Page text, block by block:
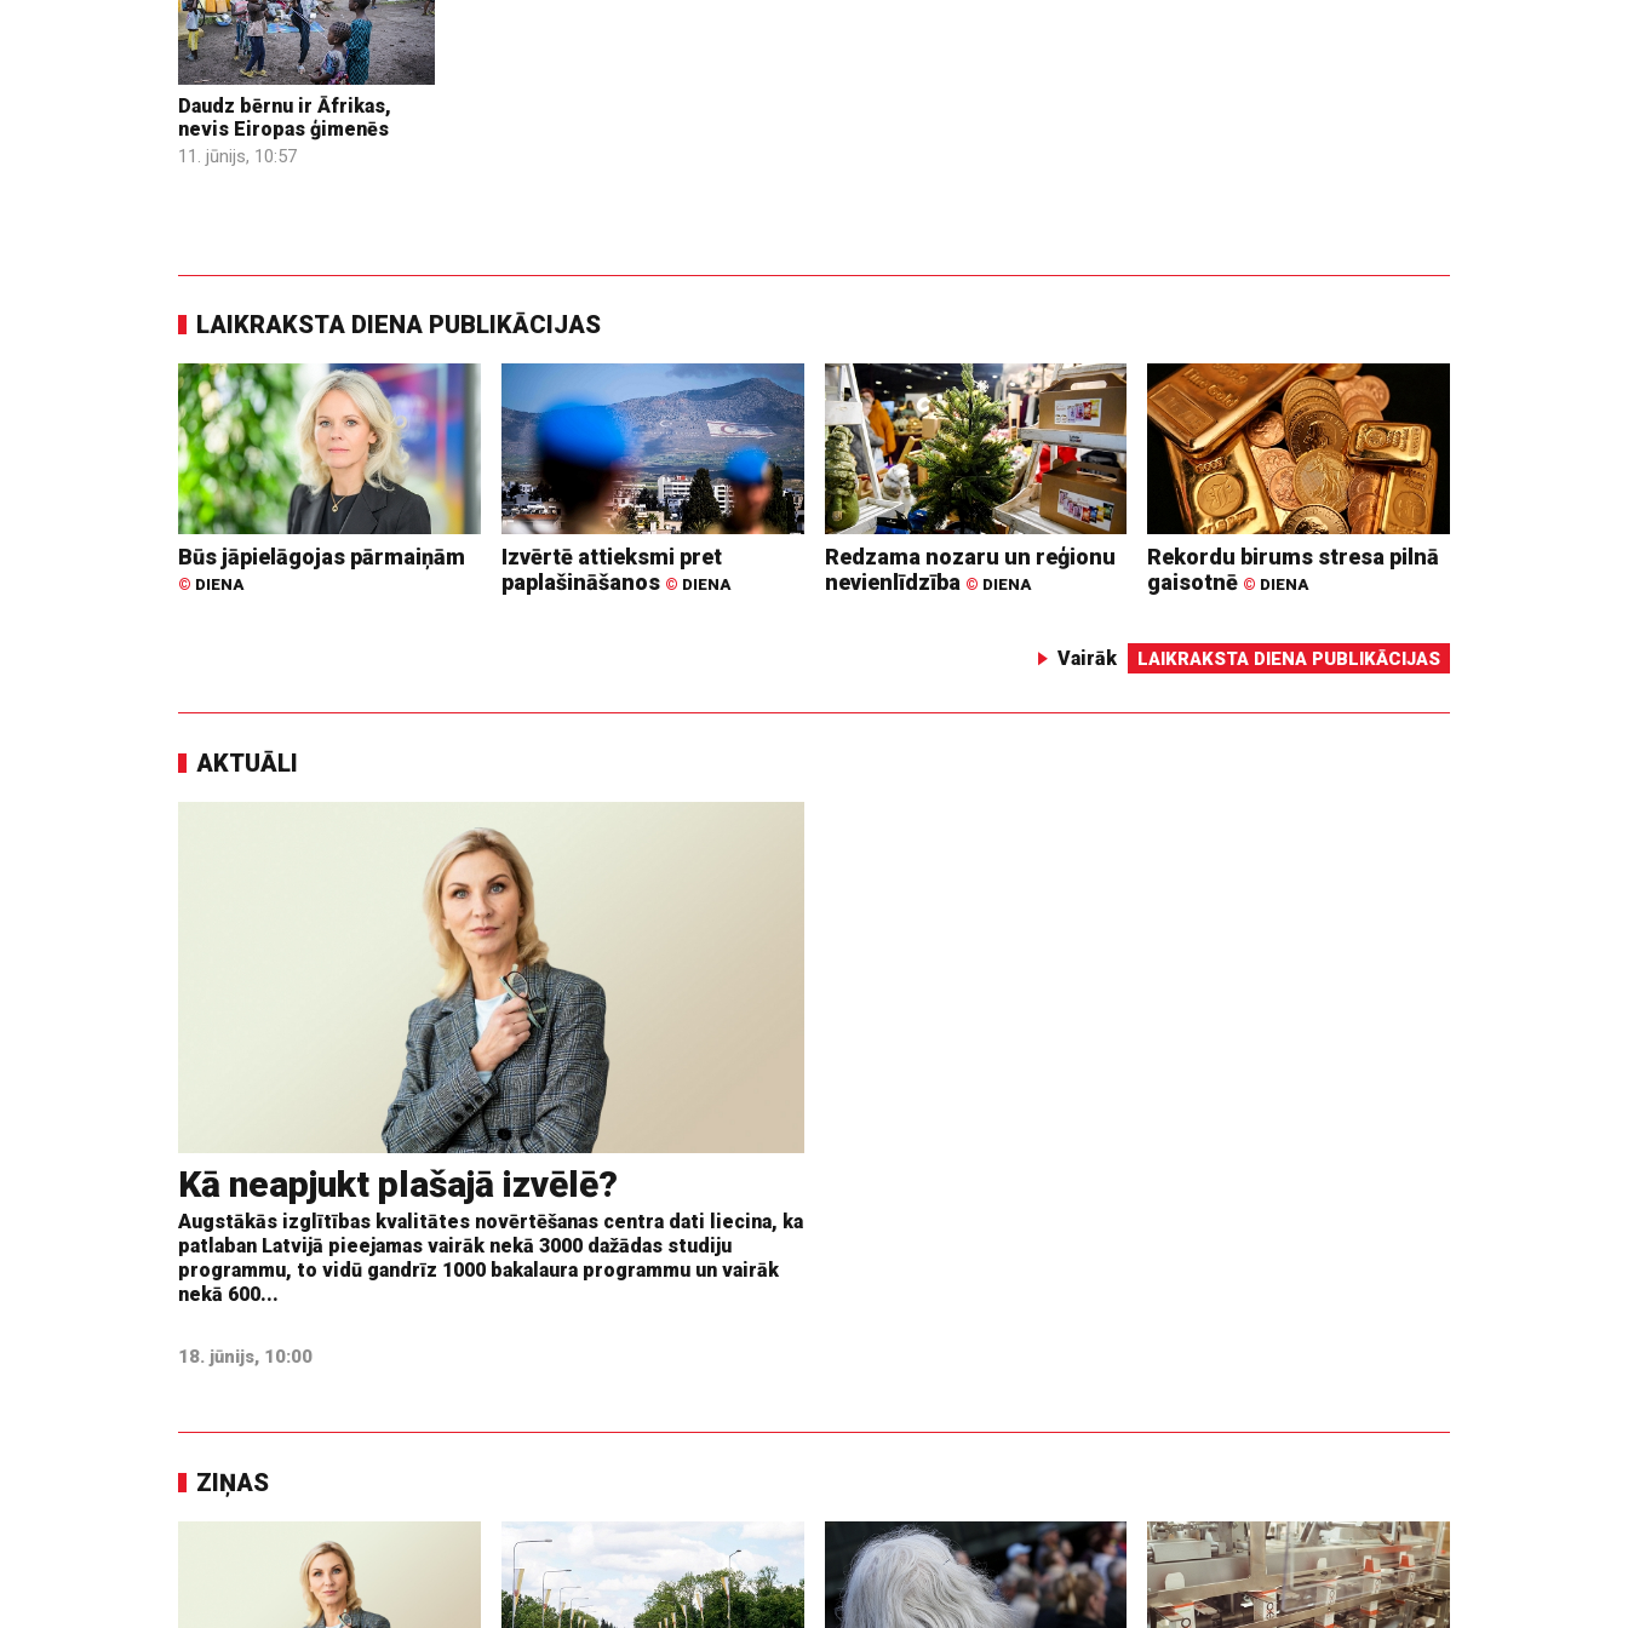
Daudz bērnu ir Āfrikas,
nevis Eiropas ģimenēs
11. jūnijs, 10:57
LAIKRAKSTA DIENA PUBLIKĀCIJAS
Būs jāpielāgojas pārmaiņām
© DIENA
Izvērtē attieksmi pret
paplašināšanos © DIENA
Redzama nozaru un reģionu
nevienlīdzība © DIENA
Rekordu birums stresa pilnā
gaisotnē © DIENA
Vairāk LAIKRAKSTA DIENA PUBLIKĀCIJAS
AKTUĀLI
Kā neapjukt plašajā izvēlē?
Augstākās izglītības kvalitātes novērtēšanas centra dati liecina, ka
patlaban Latvijā pieejamas vairāk nekā 3000 dažādas studiju
programmu, to vidū gandrīz 1000 bakalaura programmu un vairāk
nekā 600...
18. jūnijs, 10:00
ZIŅAS